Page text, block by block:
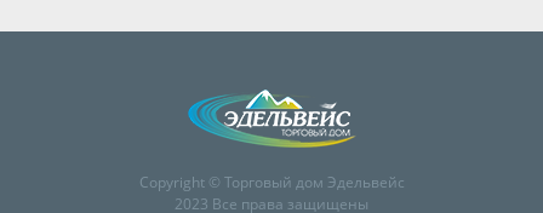
пульсации - важный параметр лампы, от которого зависит
Минимальный нагрев - светодиодные лампы ФОТОН
рекомендуются к использованию в светильниках, чувствительных к
меньше, чем лампы накаливания и галогенные лампы.
Copyright © Торговый дом Эдельвейс
2023 Все права защищены